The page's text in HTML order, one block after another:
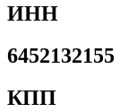
ИНН
6452132155
КПП